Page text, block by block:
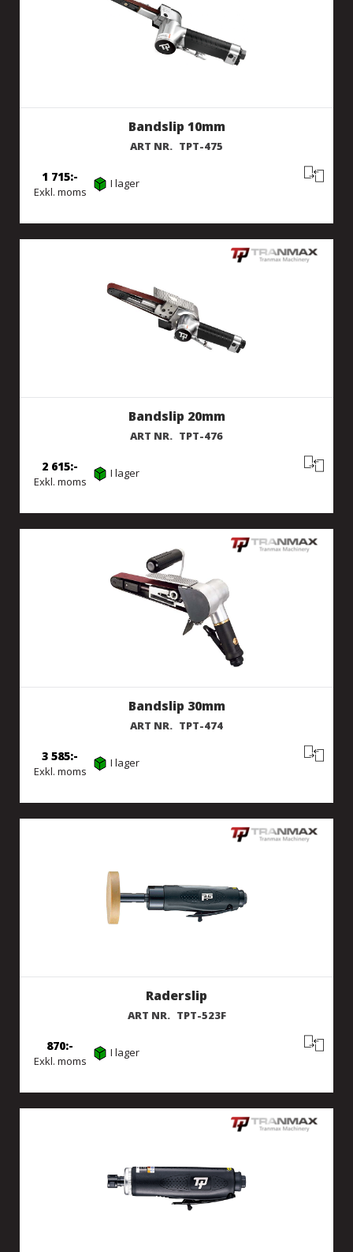
Bandslip 10mm
ART NR. TPT-475
Exkl. moms
1 715 I lager
Bandslip 20mm
ART NR. TPT-476
Exkl. moms
2 615 I lager
Bandslip 30mm
ART NR. TPT-474
Exkl. moms
3 585 I lager
Raderslip
ART NR. TPT-523F
Exkl. moms
870 I lager